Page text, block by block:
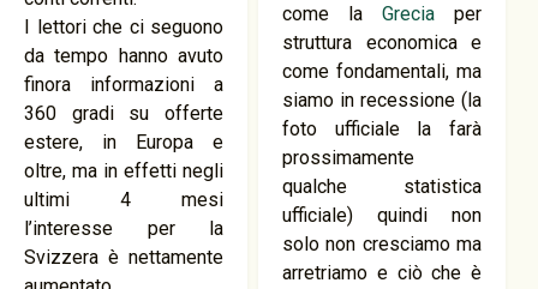
come laGrecia per
struttura economica e
come fondamentali, ma
siamo in recessione (la
foto ufficiale la farà
prossimamente
qualche statistica
ufficiale) quindi non
solo non cresciamo ma
arretriamo e ciò che è
I lettori che ci seguono
da tempo hanno avuto
finora informazioni a
360 gradi su offerte
estere, in Europa e
oltre, ma in effetti negli
ultimi 4 mesi
l’interesse per la
Svizzera è nettamente